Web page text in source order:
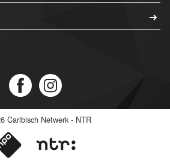
Caribisch Netwerk - NTR